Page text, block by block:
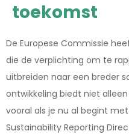
toekomst
De Europese Commissie
die de verplichting om te
uitbreiden naar een breder
ontwikkeling biedt niet
vooral als je nu al begint
Sustainability Reporting